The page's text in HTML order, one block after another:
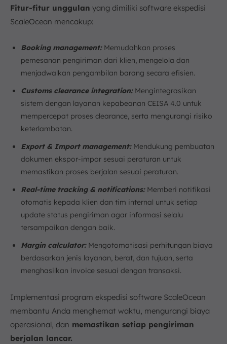
Fitur-fitur unggulan yang dimiliki software ekspedisi
ScaleOcean mencakup:
Booking management: Memudahkan proses
pemesanan pengiriman dari klien, mengelola dan
menjadwalkan pengambilan barang secara efisien.
Customs clearance integration: Mengintegrasikan
sistem dengan layanan kepabeanan CEISA 4.0 untuk
mempercepat proses clearance, serta mengurangi risiko
keterlambatan.
Export & Import management: Mendukung pembuatan
dokumen ekspor-impor sesuai peraturan untuk
memastikan proses berjalan sesuai peraturan.
Real-time tracking & notifications: Memberi notifikasi
otomatis kepada klien dan tim internal untuk setiap
update status pengiriman agar informasi selalu
tersampaikan dengan baik.
Margin calculator: Mengotomatisasi perhitungan biaya
berdasarkan jenis layanan, berat, dan tujuan, serta
menghasilkan invoice sesuai dengan transaksi.
Implementasi program ekspedisi software ScaleOcean
membantu Anda menghemat waktu, mengurangi biaya
operasional, dan memastikan setiap pengiriman
berjalan lancar.